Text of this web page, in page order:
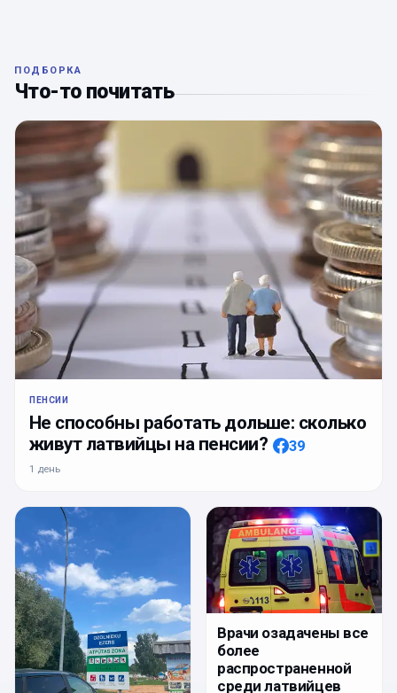
ПОДБОРКА
Что-то почитать
ПЕНСИИ
Не способны работать дольше: сколько
живут латвийцы на пенсии?
39
1 день
Врачи озадачены все
более
распространенной
среди латвийцев